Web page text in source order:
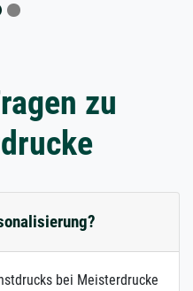
zu
bei Meisterdrucke